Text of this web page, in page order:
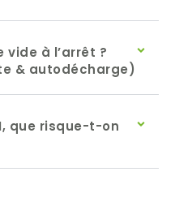
à l’arrêt ?
& autodécharge)
que risque-t-on